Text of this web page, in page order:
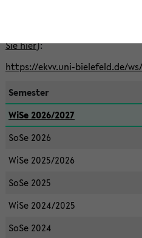
Sie hier):
https://ekvv.uni-bielefeld.de/
Semester
WiSe 2026/2027
SoSe 2026
WiSe 2025/2026
SoSe 2025
WiSe 2024/2025
SoSe 2024